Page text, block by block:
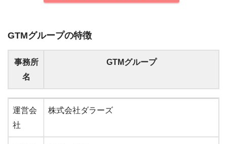
GTMグループの特徴
事務所
名
GTMグループ
事務所
GTMグループ
運営会
社
株式会社ダラーズ